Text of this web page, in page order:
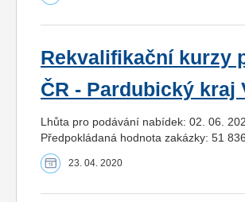
Rekvalifikační kurzy
ČR - Pardubický kraj
Lhůta pro podávání nabídek: 02. 06.
Předpokládaná hodnota zakázky: 51
23. 04. 2020